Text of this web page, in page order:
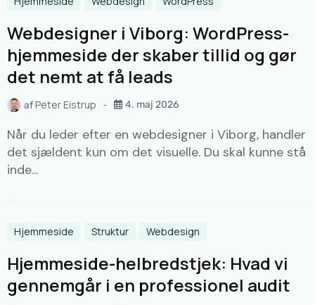
Webdesigner i Viborg: WordPress-
hjemmeside der skaber tillid og gør
det nemt at få leads
afPeter Eistrup 4. maj 2026
Når du leder efter en webdesigner i Viborg, handler
det sjældent kun om det visuelle. Du skal kunne stå
inde...
Hjemmeside Struktur Webdesign
Hjemmeside-helbredstjek: Hvad vi
gennemgår i en professionel audit